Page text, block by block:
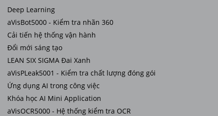
Deep Learning
aVisBot5000 - Kiểm tra nhãn 360
Cải tiến hệ thống vận hành
Đổi mới sáng tạo
LEAN SIX SIGMA Đai Xanh
aVisPLeak5001 - Kiểm tra chất lượng đóng gói
Ứng dụng AI trong công việc
Khóa học AI Mini Application
aVisOCR5000 - Hệ thống kiểm tra OCR